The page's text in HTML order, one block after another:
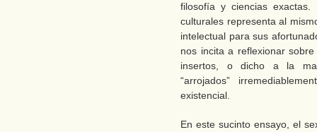
filosofía y ciencias exactas.
culturales representa al
intelectual para sus
nos incita a reflexionar
insertos, o dicho a la
“arrojados”
existencial.
En este sucinto ensayo, el